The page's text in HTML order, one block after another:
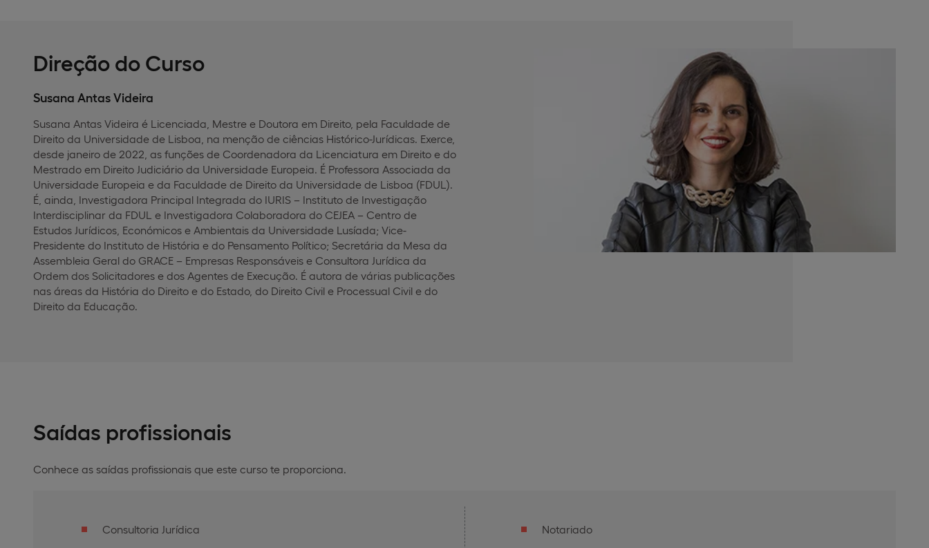
Direção do Curso
Susana Antas Videira
Susana Antas Videira é Licenciada, Mestre e Doutora em Direito, pela Faculdade de
Direito da Universidade de Lisboa, na menção de ciências Histórico-Jurídicas. Exerce,
desde janeiro de 2022, as funções de Coordenadora da Licenciatura em Direito e do
Mestrado em Direito Judiciário da Universidade Europeia. É Professora Associada da
Universidade Europeia e da Faculdade de Direito da Universidade de Lisboa (FDUL).
É, ainda, Investigadora Principal Integrada do IURIS – Instituto de Investigação
Interdisciplinar da FDUL e Investigadora Colaboradora do CEJEA – Centro de
Estudos Jurídicos, Económicos e Ambientais da Universidade Lusíada; Vice-
Presidente do Instituto de História e do Pensamento Político; Secretária da Mesa da
Assembleia Geral do GRACE – Empresas Responsáveis e Consultora Jurídica da
Ordem dos Solicitadores e dos Agentes de Execução. É autora de várias publicações
nas áreas da História do Direito e do Estado, do Direito Civil e Processual Civil e do
Direito da Educação.
Saídas profissionais
Conhece as saídas profissionais que este curso te proporciona.
Consultoria Jurídica Notariado